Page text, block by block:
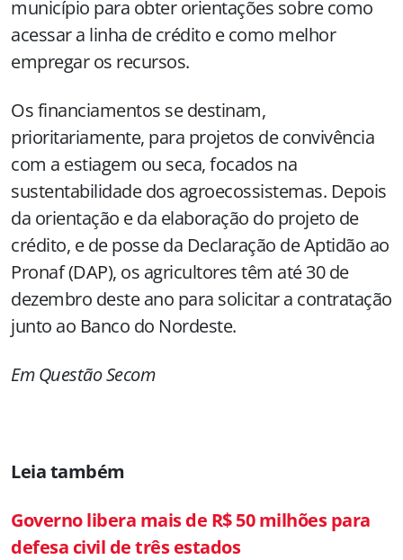
município para obter orientações sobre como
acessar a linha de crédito e como melhor
empregar os recursos.
Os financiamentos se destinam,
prioritariamente, para projetos de convivência
com a estiagem ou seca, focados na
sustentabilidade dos agroecossistemas. Depois
da orientação e da elaboração do projeto de
crédito, e de posse da Declaração de Aptidão ao
Pronaf (DAP), os agricultores têm até 30 de
dezembro deste ano para solicitar a contratação
junto ao Banco do Nordeste.
Em Questão Secom
Leia também
Governo libera mais de R$ 50 milhões para
defesa civil de três estados